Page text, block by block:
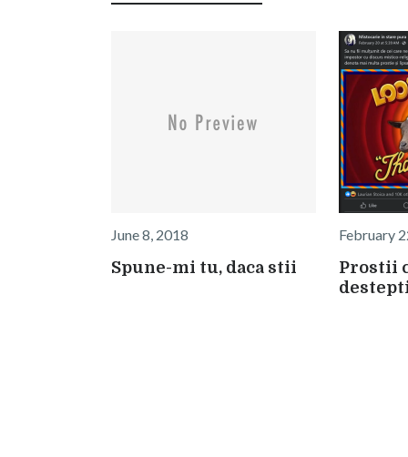
June 8, 2018
Spune-mi tu, daca stii
February
Prostii